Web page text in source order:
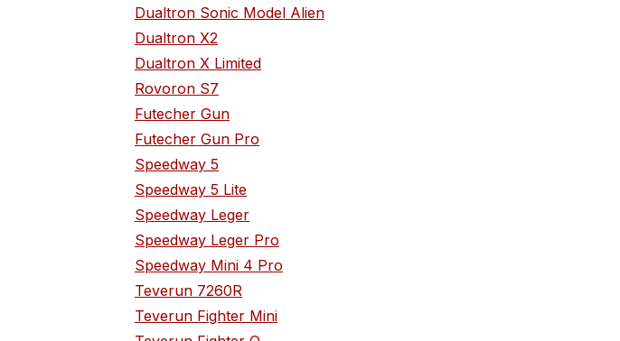
Dualtron Sonic Model Alien
Dualtron X2
Dualtron X Limited
Rovoron S7
Futecher Gun
Futecher Gun Pro
Speedway 5
Speedway 5 Lite
Speedway Leger
Speedway Leger Pro
Speedway Mini 4 Pro
Teverun 7260R
Teverun Fighter Mini